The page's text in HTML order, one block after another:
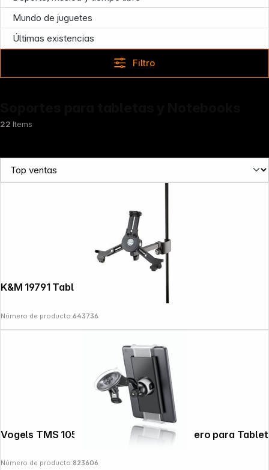
Mundo de juguetes
Últimas existencias
Filtro
22 Items
Número de producto:643736
Vogels TMS 1050 Pack Soporte salpicadero para Tablet
Número de producto:823606
Infoterminal